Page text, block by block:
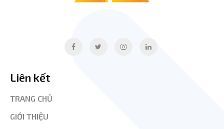
Liên kết
TRANG CHỦ
GIỚI THIỆU